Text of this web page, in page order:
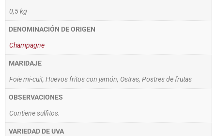
0,5 kg
DENOMINACIÓN DE ORIGEN
Champagne
MARIDAJE
Foie mi-cuit, Huevos fritos con jamón, Ostras, Postres de frutas
OBSERVACIONES
Contiene sulfitos.
VARIEDAD DE UVA